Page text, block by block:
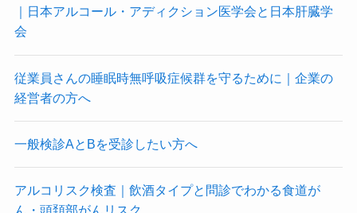
｜日本アルコール・アディクション医学会と日本肝臓学
会
従業員さんの睡眠時無呼吸症候群を守るために｜企業の
経営者の方へ
一般検診AとBを受診したい方へ
アルコリスク検査｜飲酒タイプと問診でわかる食道が
ん・頭頚部がんリスク